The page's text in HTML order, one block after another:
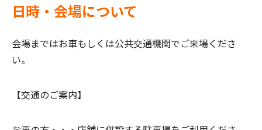
日時・会場について
会場まではお車もしくは公共交通機関でご来場くださ
い。
【交通のご案内】